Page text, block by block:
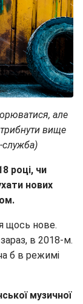
але
вище
служба)
році, чи
нових
щось нове.
зараз, в 2018-м.
б в режимі
музичної